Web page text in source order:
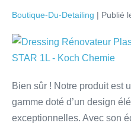
Boutique-Du-Detailing | Publié
Bien sûr ! Notre produit est
gamme doté d’un design
exceptionnelles. Avec son